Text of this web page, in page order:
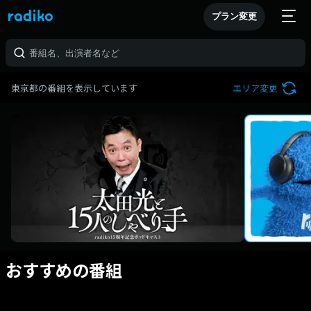
プラン変更
東京都の番組を表示しています エリア変更
おすすめの番組